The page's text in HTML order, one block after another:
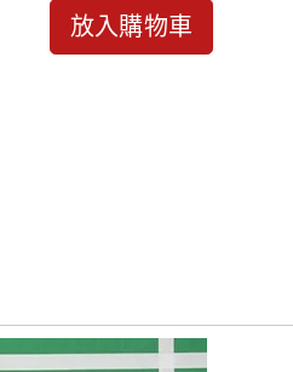
放入購物車